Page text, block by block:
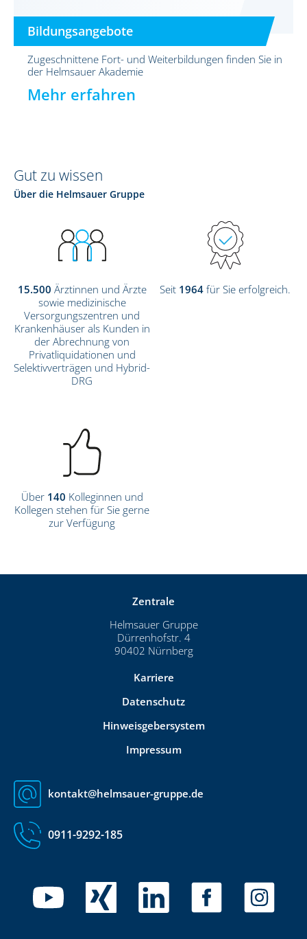
Bildungsangebote
Zugeschnittene Fort- und Weiterbildungen finden Sie in
der Helmsauer Akademie
Mehr erfahren
Gut zu wissen
Über die Helmsauer Gruppe
15.500 Ärztinnen und Ärzte
sowie medizinische
Versorgungszentren und
Krankenhäuser als Kunden in
der Abrechnung von
Privatliquidationen und
Selektivverträgen und Hybrid-
DRG
Seit 1964 für Sie erfolgreich.
Über140 Kolleginnen und
Kollegen stehen für Sie gerne
zur Verfügung
Zentrale
Helmsauer Gruppe
Dürrenhofstr. 4
90402 Nürnberg
Karriere
Datenschutz
Hinweisgebersystem
Impressum
kontakt@helmsauer-gruppe.de
0911-9292-185